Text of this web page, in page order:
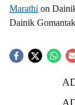
Marathi on
Dainik